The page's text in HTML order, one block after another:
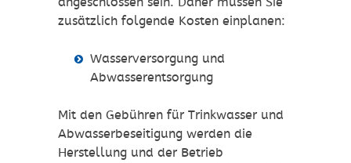
zusätzlich folgende Kosten einplanen:
Wasserversorgung und
Abwasserentsorgung
Mit den Gebühren für Trinkwasser und
Abwasserbeseitigung werden die
Herstellung und der Betrieb